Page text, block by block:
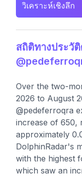
วิเคราะห์เชิงลึก
สถิติทางประวั
Over the two-
2026 to August
@pedeferroqra
increase of 650,
approximately
DolphinRadar's
with the highest
which saw an